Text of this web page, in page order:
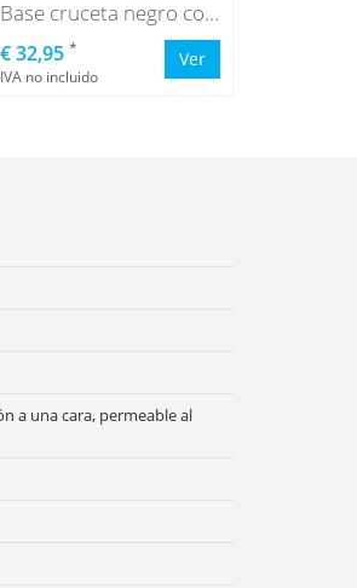
Base cruceta negro con bolsa de agua negro
€ 32,95 *
IVA no incluido
Ver
a una cara, permeable al